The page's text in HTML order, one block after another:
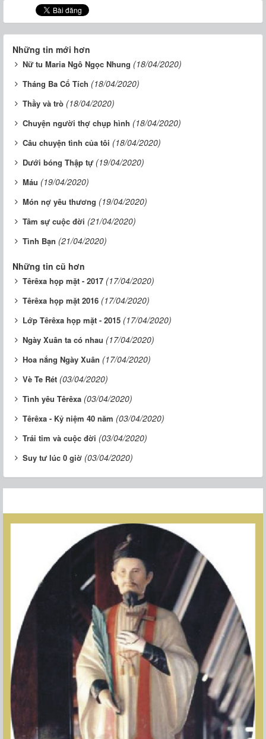
Những tin mới hơn
Nữ tu Maria Ngô Ngọc Nhung (18/04/2020)
Tháng Ba Cổ Tích (18/04/2020)
Thầy và trò (18/04/2020)
Chuyện người thợ chụp hình (18/04/2020)
Câu chuyện tình của tôi (18/04/2020)
Dưới bóng Thập tự (19/04/2020)
Máu (19/04/2020)
Món nợ yêu thương (19/04/2020)
Tâm sự cuộc đời (21/04/2020)
Tình Bạn (21/04/2020)
Những tin cũ hơn
Têrêxa họp mặt - 2017 (17/04/2020)
Têrêxa họp mặt 2016 (17/04/2020)
Lớp Têrêxa họp mặt - 2015 (17/04/2020)
Ngày Xuân ta có nhau (17/04/2020)
Hoa nắng Ngày Xuân (17/04/2020)
Vè Te Rét (03/04/2020)
Tình yêu Têrêxa (03/04/2020)
Têrêxa - Kỷ niệm 40 năm (03/04/2020)
Trái tim và cuộc đời (03/04/2020)
Suy tư lúc 0 giờ (03/04/2020)